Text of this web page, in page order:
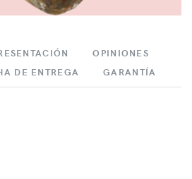
OPINIONES
DE ENTREGA
GARANTÍA